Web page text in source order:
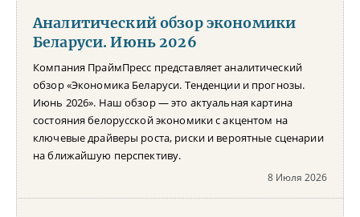
Аналитический обзор экономики
Беларуси. Июнь 2026
Компания ПраймПресс представляет аналитический
обзор «Экономика Беларуси. Тенденции и прогнозы.
Июнь 2026». Наш обзор — это актуальная картина
состояния белорусской экономики с акцентом на
ключевые драйверы роста, риски и вероятные сценарии
на ближайшую перспективу.
8 Июля 2026